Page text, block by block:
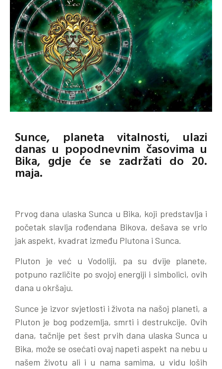
Sunce, planeta vitalnosti, ulazi
danas u popodnevnim časovima u
Bika, gdje će se zadržati do 20.
maja.
Prvog dana ulaska Sunca u Bika, koji predstavlja i
početak slavlja rođendana Bikova, dešava se vrlo
jak aspekt, kvadrat između Plutona i Sunca.
Pluton je već u Vodoliji, pa su dvije planete,
potpuno različite po svojoj energiji i simbolici, ovih
dana u okršaju.
Sunce je izvor svjetlosti i života na našoj planeti, a
Pluton je bog podzemlja, smrti i destrukcije. Ovih
dana, tačnije pet šest prvih dana ulaska Sunca u
Bika, može se osećati ovaj napeti aspekt na nebu u
našem životu ali i u nama samima, u vidu loših